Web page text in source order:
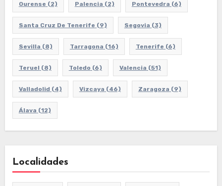
Ourense (2) Palencia (2) Pontevedra (6)
Santa Cruz De Tenerife (9) Segovia (3)
Sevilla (8) Tarragona (16) Tenerife (6)
Teruel (8) Toledo (6) Valencia (51)
Valladolid (4) Vizcaya (46) Zaragoza (9)
Álava (12)
Localidades